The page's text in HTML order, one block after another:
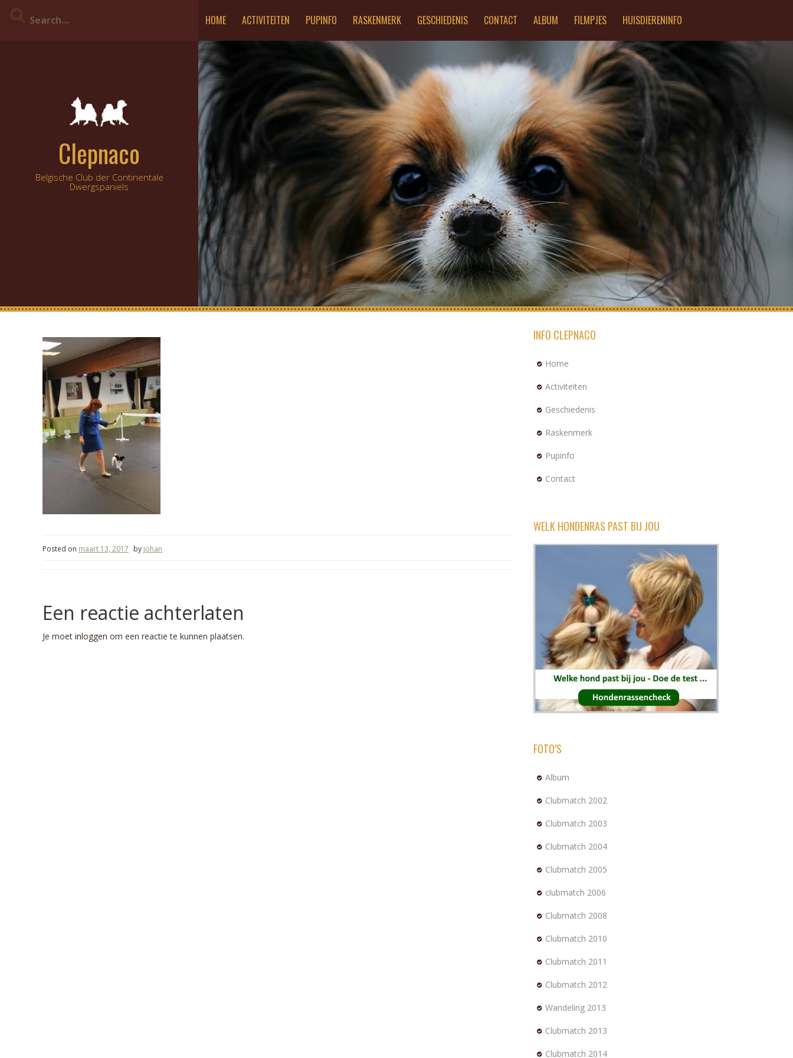
HOME ACTIVITEITEN PUPINFO RASKENMERK GESCHIEDENIS CONTACT ALBUM FILMPJES HUISDIERENINFO
Clepnaco
Belgische Club der Continentale
Dwergspaniels
Posted on maart 13, 2017 by johan
Een reactie achterlaten
Je moet inloggen om een reactie te kunnen plaatsen.
INFO CLEPNACO
Home
Activiteiten
Geschiedenis
Raskenmerk
Pupinfo
Contact
WELK HONDENRAS PAST BIJ JOU
FOTO’S
Album
Clubmatch 2002
Clubmatch 2003
Clubmatch 2004
Clubmatch 2005
clubmatch 2006
Clubmatch 2008
Clubmatch 2010
Clubmatch 2011
Clubmatch 2012
Wandeling 2013
Clubmatch 2013
Clubmatch 2014